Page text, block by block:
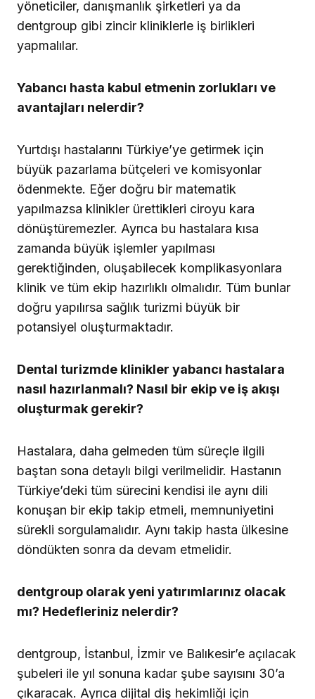
yöneticiler, danışmanlık şirketleri ya da
dentgroup gibi zincir kliniklerle iş birlikleri
yapmalılar.
Yabancı hasta kabul etmenin zorlukları ve
avantajları nelerdir?
Yurtdışı hastalarını Türkiye’ye getirmek için
büyük pazarlama bütçeleri ve komisyonlar
ödenmekte. Eğer doğru bir matematik
yapılmazsa klinikler ürettikleri ciroyu kara
dönüştüremezler. Ayrıca bu hastalara kısa
zamanda büyük işlemler yapılması
gerektiğinden, oluşabilecek komplikasyonlara
klinik ve tüm ekip hazırlıklı olmalıdır. Tüm bunlar
doğru yapılırsa sağlık turizmi büyük bir
potansiyel oluşturmaktadır.
Dental turizmde klinikler yabancı hastalara
nasıl hazırlanmalı? Nasıl bir ekip ve iş akışı
oluşturmak gerekir?
Hastalara, daha gelmeden tüm süreçle ilgili
baştan sona detaylı bilgi verilmelidir. Hastanın
Türkiye’deki tüm sürecini kendisi ile aynı dili
konuşan bir ekip takip etmeli, memnuniyetini
sürekli sorgulamalıdır. Aynı takip hasta ülkesine
döndükten sonra da devam etmelidir.
dentgroup olarak yeni yatırımlarınız olacak
mı? Hedefleriniz nelerdir?
dentgroup, İstanbul, İzmir ve Balıkesir’e açılacak
şubeleri ile yıl sonuna kadar şube sayısını 30’a
çıkaracak. Ayrıca dijital diş hekimliği için